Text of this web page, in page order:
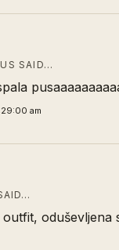
SAID…
am
oduševljena